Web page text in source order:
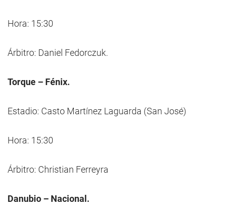
Hora: 15:30
Árbitro: Daniel Fedorczuk.
Torque – Fénix.
Estadio: Casto Martínez Laguarda (San José)
Hora: 15:30
Árbitro: Christian Ferreyra
Danubio – Nacional.